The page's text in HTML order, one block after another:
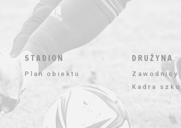
STADION
Plan obiektu
DRUŻYNA
Zawodnicy
Kadra